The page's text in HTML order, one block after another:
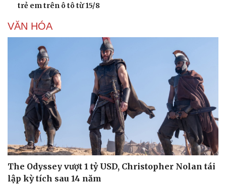
Văn hóa
Sân khấu - Điện ảnh
Văn học
Âm nhạc
Di sản
Giải trí
Nghệ sĩ
Thời trang
Sao Việt
trẻ em trên ô tô từ 15/8
VĂN HÓA
The Odyssey vượt 1 tỷ USD, Christopher Nolan tái
lập kỳ tích sau 14 năm